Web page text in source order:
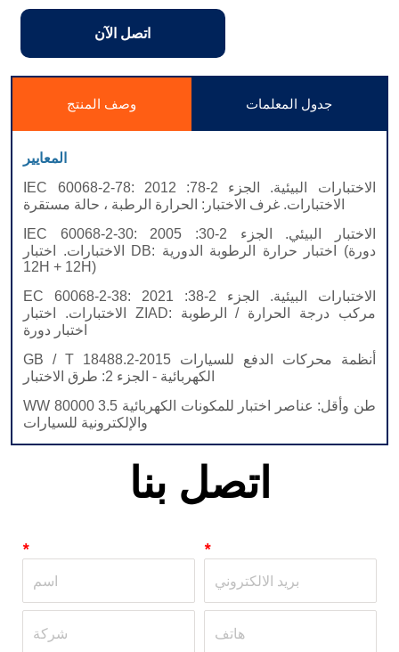
اتصل الآن
وصف المنتج جدول المعلمات
اتصل بنا
* *